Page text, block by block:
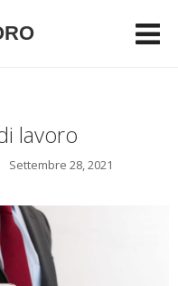
lavoro
Settembre 28, 2021